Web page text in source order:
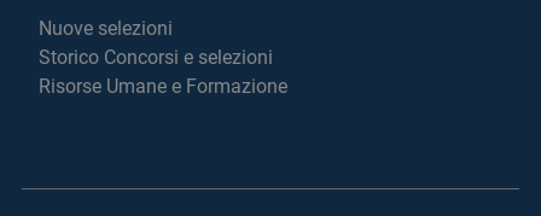
Nuove selezioni
Storico Concorsi e selezioni
Risorse Umane e Formazione